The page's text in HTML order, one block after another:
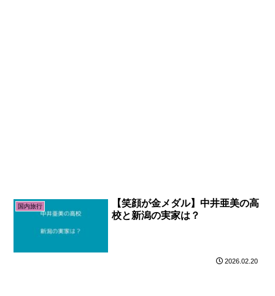
国内旅行
【笑顔が金メダル】中井亜美の高
校と新潟の実家は？
2026.02.20